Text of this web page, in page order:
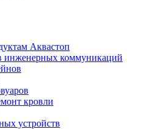
Аквастоп
инженерных коммуникаций
кровли
устройств